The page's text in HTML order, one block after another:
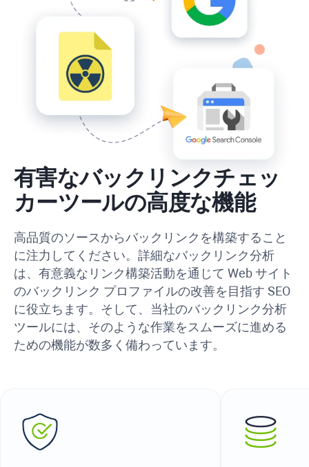
有害なバックリンクチェッ
カーツールの高度な機能
高品質のソースからバックリンクを構築すること
に注力してください。詳細なバックリンク分析
は、有意義なリンク構築活動を通じて Web サイト
のバックリンク プロファイルの改善を目指す SEO
に役立ちます。そして、当社のバックリンク分析
ツールには、そのような作業をスムーズに進める
ための機能が数多く備わっています。